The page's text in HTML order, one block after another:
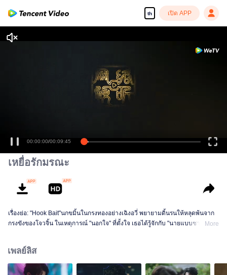
th เปิด APP
เพลิดเพลินกับซีรีส์ความคมชัดสูงอย่างลื่นไหล
00:00:00/00:09:45
เหยื่อรักมรณะ
เรื่องย่อ: "Hook Bait"นกขมิ้นในกรงทองอย่างเฉิงอวี่ พยายามดิ้นรนให้หลุดพ้นจาก
กรงขังของโจวจิ้น ในเหตุการณ์ "นอกใจ" ที่ตั้งใจ เธอได้รู้จักกับ "นายแบบชาย"
ถลำลึกลงไป
More
เพลย์ลิส